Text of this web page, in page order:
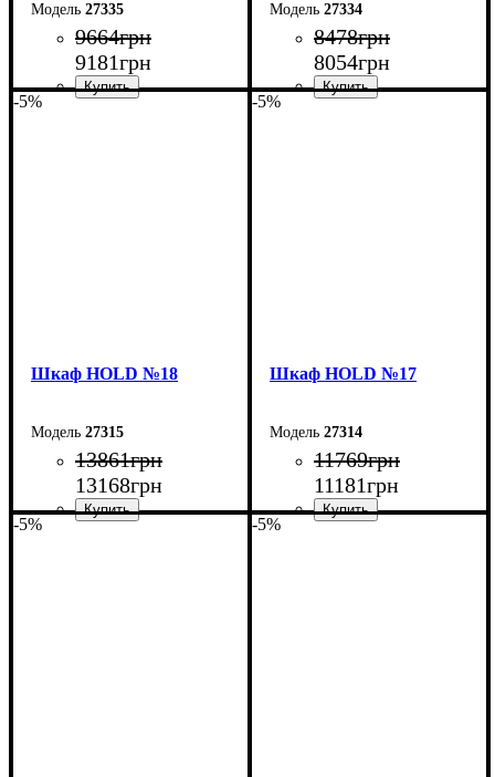
27335
9664грн
9181грн
27334
8478грн
8054грн
-5%
Шкаф НOLD №18
27315
13861грн
13168грн
-5%
Шкаф НOLD №17
27314
11769грн
11181грн
-5% -5%